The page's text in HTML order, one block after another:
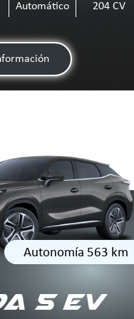
Automático 204 CV
Autonomía 563 km
5 EV